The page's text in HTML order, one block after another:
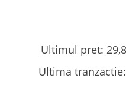
Ultimul pret:
Ultima tranzactie: